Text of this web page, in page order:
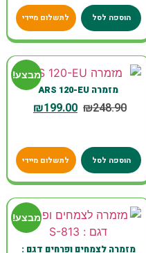
הוספה לסל לתשלום מיידי
מבצע!
מזמרה ARS 120-EU
₪248.90
₪199.00
הוספה לסל לתשלום מיידי
מבצע!
מזמרה לצמחים ופרחים דגם :